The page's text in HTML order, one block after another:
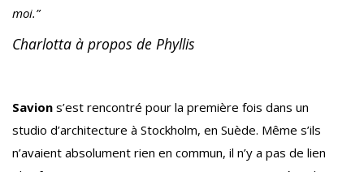
moi.”
Charlotta à propos de Phyllis
Savion s’est rencontré pour la première fois dans un
studio d’architecture à Stockholm, en Suède. Même s’ils
n’avaient absolument rien en commun, il n’y a pas de lien